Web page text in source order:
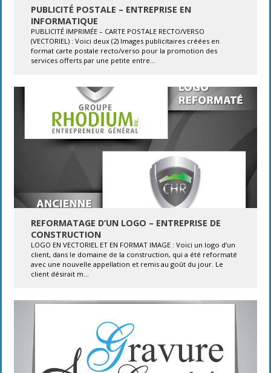
PUBLICITÉ POSTALE – ENTREPRISE EN
INFORMATIQUE
PUBLICITÉ IMPRIMÉE – CARTE POSTALE RECTO/VERSO
(VECTORIEL) : Voici deux (2) Images publicitaires créées en
format carte postale recto/verso pour la promotion des
services offerts par une petite entre...
REFORMATAGE D’UN LOGO – ENTREPRISE DE
CONSTRUCTION
LOGO EN VECTORIEL ET EN FORMAT IMAGE : Voici un logo d’un
client, dans le domaine de la construction, qui a été reformaté
avec une nouvelle appellation et remis au goût du jour. Le
client désirait m...